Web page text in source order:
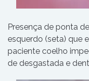
Presença de ponta
esquerdo (seta) que
paciente coelho
de desgastada e